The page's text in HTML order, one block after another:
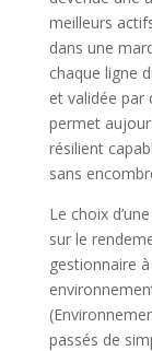
meilleurs
dans une
chaque ligne
et validée par
permet
résilient
sans
Le choix
sur le
gestionnaire
passés de